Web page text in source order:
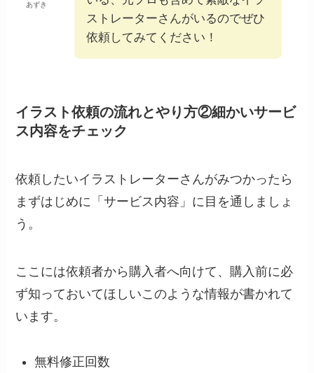
あずき
ストレーターさんがいるのでぜひ
依頼してみてください！
イラスト依頼の流れとやり方②細かいサービ
ス内容をチェック
依頼したいイラストレーターさんがみつかったら
まずはじめに「サービス内容」に目を通しましょ
う。
ここには依頼者から購入者へ向けて、購入前に必
ず知っておいてほしいこのような情報が書かれて
います。
無料修正回数